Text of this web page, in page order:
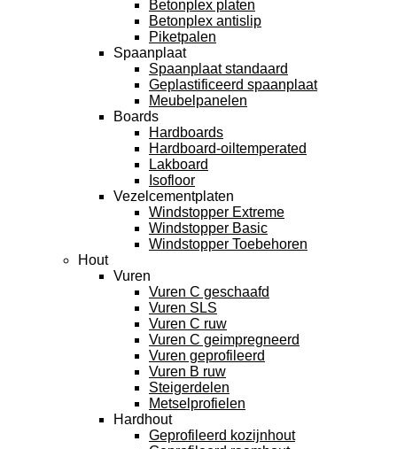
Betonplex platen
Betonplex antislip
Piketpalen
Spaanplaat
Spaanplaat standaard
Geplastificeerd spaanplaat
Meubelpanelen
Boards
Hardboards
Hardboard-oiltemperated
Lakboard
Isofloor
Vezelcementplaten
Windstopper Extreme
Windstopper Basic
Windstopper Toebehoren
Hout
Vuren
Vuren C geschaafd
Vuren SLS
Vuren C ruw
Vuren C geimpregneerd
Vuren geprofileerd
Vuren B ruw
Steigerdelen
Metselprofielen
Hardhout
Geprofileerd kozijnhout